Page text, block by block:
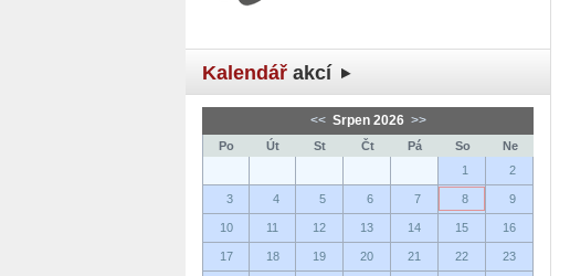
Kalendář akcí
<< Srpen 2026 >>
Po Út St Čt Pá So
Ne
1
2
3 4 5 6 7 8 9
10 11 12 13 14 15 16
17 18 19 20 21 22 23